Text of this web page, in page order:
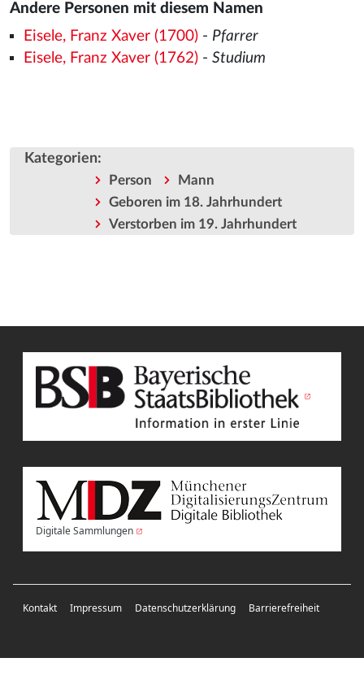
Andere Personen mit diesem Namen
Eisele, Franz Xaver (1700)- Pfarrer
Eisele, Franz Xaver (1762)- Studium
Kategorien:
Person
Mann
Geboren im 18. Jahrhundert
Verstorben im 19. Jahrhundert
Digitale Sammlungen
Kontakt Impressum Datenschutzerklärung Barrierefreiheit